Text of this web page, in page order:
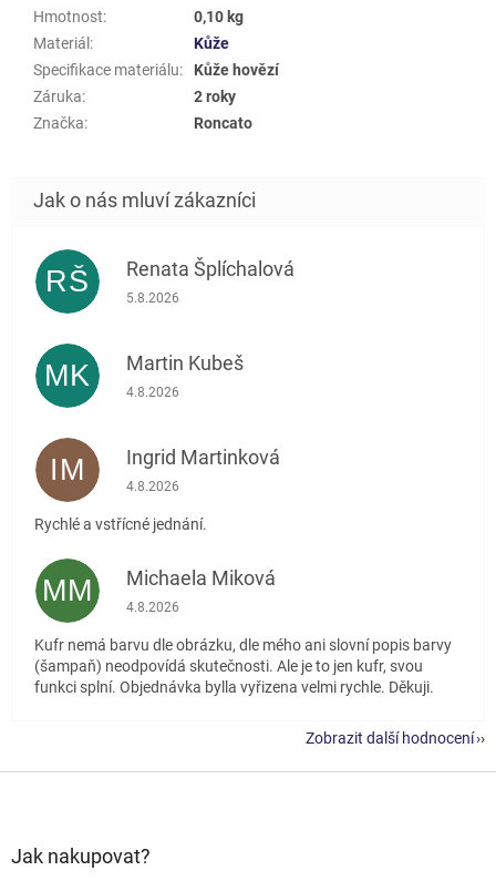
Hmotnost:
0,10 kg
Materiál :
Kůže
Specifikace materiálu:
Kůže hovězí
Záruka:
2 roky
Značka: Roncato
RŠ Renata Šplíchalová
Hodnocení obchodu je 5 z 5 hvězdiček.
5.8.2026
MK Martin Kubeš
Hodnocení obchodu je 5 z 5 hvězdiček.
4.8.2026
IM Ingrid Martinková
Hodnocení obchodu je 5 z 5 hvězdiček.
4.8.2026
Rychlé a vstřícné jednání.
MM Michaela Miková
Hodnocení obchodu je 5 z 5 hvězdiček.
4.8.2026
Kufr nemá barvu dle obrázku, dle mého ani slovní popis barvy
(šampaň) neodpovídá skutečnosti. Ale je to jen kufr, svou
funkci splní. Objednávka bylla vyřizena velmi rychle. Děkuji.
Zobrazit další hodnocení
Jak nakupovat?